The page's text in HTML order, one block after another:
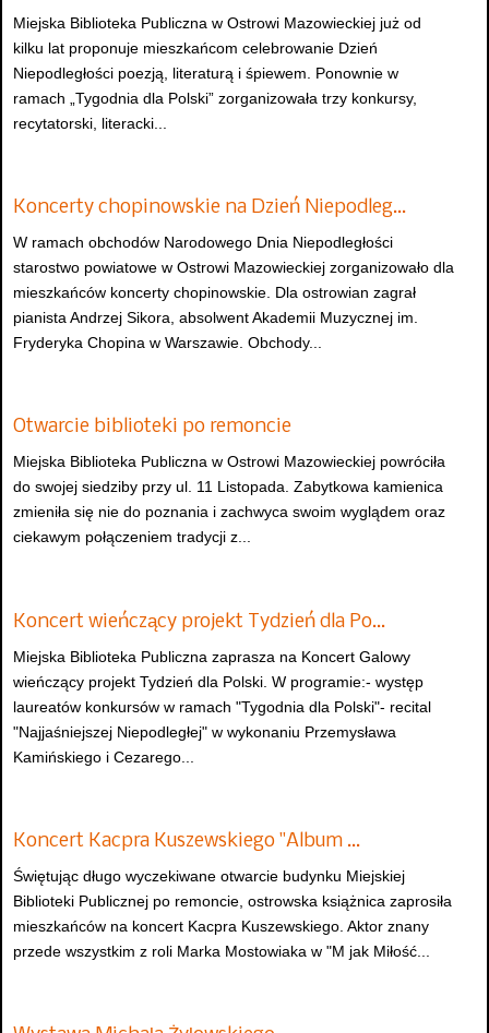
Miejska Biblioteka Publiczna w Ostrowi Mazowieckiej już od
kilku lat proponuje mieszkańcom celebrowanie Dzień
Niepodległości poezją, literaturą i śpiewem. Ponownie w
ramach „Tygodnia dla Polski” zorganizowała trzy konkursy,
recytatorski, literacki...
Koncerty chopinowskie na Dzień Niepodleg…
W ramach obchodów Narodowego Dnia Niepodległości
starostwo powiatowe w Ostrowi Mazowieckiej zorganizowało dla
mieszkańców koncerty chopinowskie. Dla ostrowian zagrał
pianista Andrzej Sikora, absolwent Akademii Muzycznej im.
Fryderyka Chopina w Warszawie. Obchody...
Otwarcie biblioteki po remoncie
Miejska Biblioteka Publiczna w Ostrowi Mazowieckiej powróciła
do swojej siedziby przy ul. 11 Listopada. Zabytkowa kamienica
zmieniła się nie do poznania i zachwyca swoim wyglądem oraz
ciekawym połączeniem tradycji z...
Koncert wieńczący projekt Tydzień dla Po…
Miejska Biblioteka Publiczna zaprasza na Koncert Galowy
wieńczący projekt Tydzień dla Polski. W programie:- występ
laureatów konkursów w ramach "Tygodnia dla Polski"- recital
"Najjaśniejszej Niepodległej" w wykonaniu Przemysława
Kamińskiego i Cezarego...
Koncert Kacpra Kuszewskiego "Album …
Świętując długo wyczekiwane otwarcie budynku Miejskiej
Biblioteki Publicznej po remoncie, ostrowska książnica zaprosiła
mieszkańców na koncert Kacpra Kuszewskiego. Aktor znany
przede wszystkim z roli Marka Mostowiaka w "M jak Miłość...